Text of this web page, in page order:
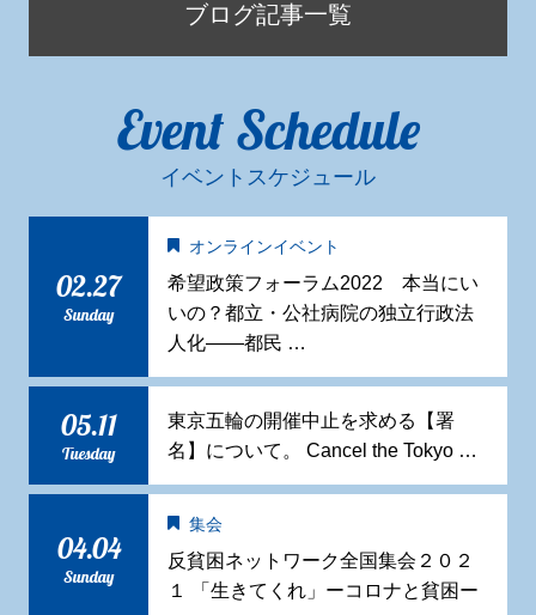
ブログ記事一覧
Event Schedule
イベントスケジュール
02.27
Sunday
オンラインイベント
希望政策フォーラム2022 本当にい
いの？都立・公社病院の独立行政法
人化——都民 …
05.11
Tuesday
東京五輪の開催中止を求める【署
名】について。 Cancel the Tokyo …
04.04
Sunday
集会
反貧困ネットワーク全国集会２０２
１ 「生きてくれ」ーコロナと貧困ー